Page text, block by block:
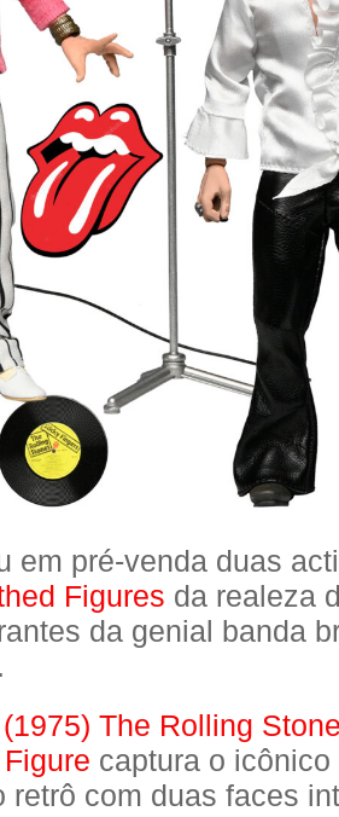
em pré-venda duas
Figures da realeza
da genial banda
.
The Rolling
captura o
retrô com duas faces